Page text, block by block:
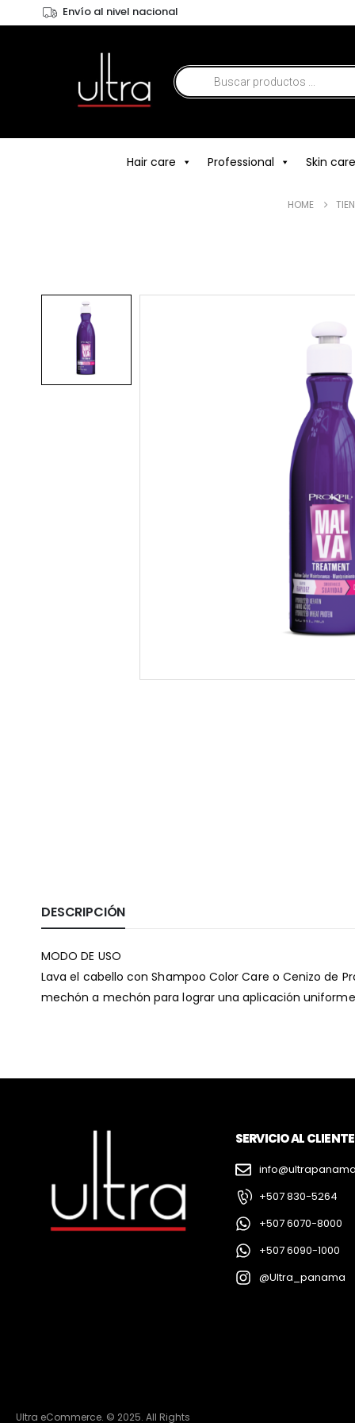
Envío al nivel nacional
Hair care Professional Skin care
HOME
DESCRIPCIÓN
MODO DE USO
Lava el cabello con Shampoo Color Care o Cenizo de
mechón a mechón para lograr una aplicación
Ultra eCommerce. © 2025. All Rights
SERVICIO AL CLIENTE
+507 830-5264
+507 6070-8000
+507 6090-1000
@Ultra_panama